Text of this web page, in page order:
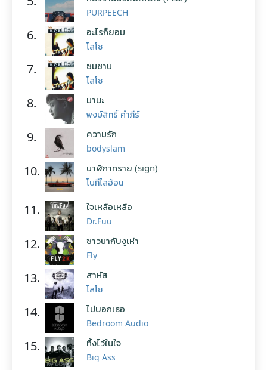
PURPEECH
6. อะไรก็ยอม
โลโซ
7. ซมซาน
โลโซ
8. มานะ
พงษ์สิทธิ์ คำภีร์
9. ความรัก
bodyslam
10. นาฬิกาทราย (sign)
โบกี้ไลอ้อน
11. ใจเหลือเหลือ
Dr.Fuu
12. ชาวนากับงูเห่า
Fly
13. สาหัส
โลโซ
14. ไม่บอกเธอ
Bedroom Audio
15. ทิ้งไว้ในใจ
Big Ass